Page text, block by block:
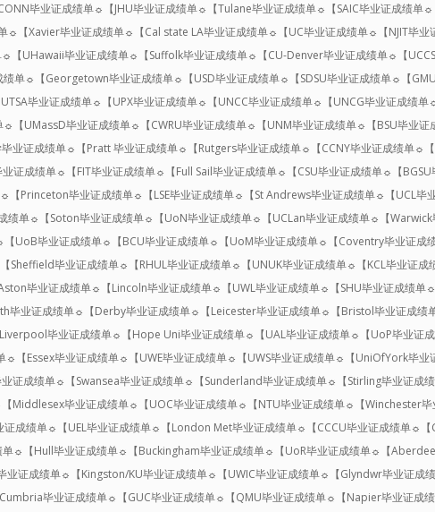
毕业证成绩单☼【JHU毕业证成绩单☼【Tulane毕业证成绩单☼【SAIC毕业证成绩单
☼【Xavier毕业证成绩单☼【Cal state LA毕业证成绩单☼【UC毕业证成绩单☼【NJIT毕
【UHawaii毕业证成绩单☼【Suffolk毕业证成绩单☼【CU-Denver毕业证成绩单☼【
单☼【Georgetown毕业证成绩单☼【USD毕业证成绩单☼【SDSU毕业证成绩单☼【
毕业证成绩单☼【UPX毕业证成绩单☼【UNCC毕业证成绩单☼【UNCG毕业证成绩单
【UMassD毕业证成绩单☼【CWRU毕业证成绩单☼【UNM毕业证成绩单☼【BSU毕业
业证成绩单☼【Pratt 毕业证成绩单☼【Rutgers毕业证成绩单☼【CCNY毕业证成绩单☼
证成绩单☼【FIT毕业证成绩单☼【Full Sail毕业证成绩单☼【CSU毕业证成绩单☼【BGSU
Princeton毕业证成绩单☼【LSE毕业证成绩单☼【St Andrews毕业证成绩单☼【UCL毕
单☼【Soton毕业证成绩单☼【UoN毕业证成绩单☼【UCLan毕业证成绩单☼【Warwick
UoB毕业证成绩单☼【BCU毕业证成绩单☼【UoM毕业证成绩单☼【Coventry毕业证成
毕业证成绩单☼【RHUL毕业证成绩单☼【UNUK毕业证成绩单☼【KCL毕业证
毕业证成绩单☼【Lincoln毕业证成绩单☼【UWL毕业证成绩单☼【SHU毕业证成绩单☼
毕业证成绩单☼【Derby毕业证成绩单☼【Leicester毕业证成绩单☼【Bristol毕业证成绩
毕业证成绩单☼【Hope Uni毕业证成绩单☼【UAL毕业证成绩单☼【UoP毕业证
【Essex毕业证成绩单☼【UWE毕业证成绩单☼【UWS毕业证成绩单☼【UniOfYork毕
证成绩单☼【Swansea毕业证成绩单☼【Sunderland毕业证成绩单☼【Stirling毕业证成
Middlesex毕业证成绩单☼【UOC毕业证成绩单☼【NTU毕业证成绩单☼【Winchester
成绩单☼【UEL毕业证成绩单☼【London Met毕业证成绩单☼【CCCU毕业证成绩单☼【
☼【Hull毕业证成绩单☼【Buckingham毕业证成绩单☼【UoR毕业证成绩单☼【
证成绩单☼【Kingston/KU毕业证成绩单☼【UWIC毕业证成绩单☼【Glyndwr毕业证成
毕业证成绩单☼【GUC毕业证成绩单☼【QMU毕业证成绩单☼【Napier毕业证成